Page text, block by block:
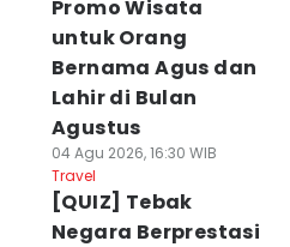
Promo Wisata
untuk Orang
Bernama Agus dan
Lahir di Bulan
Agustus
04 Agu 2026, 16:30 WIB
Travel
[QUIZ] Tebak
Negara Berprestasi